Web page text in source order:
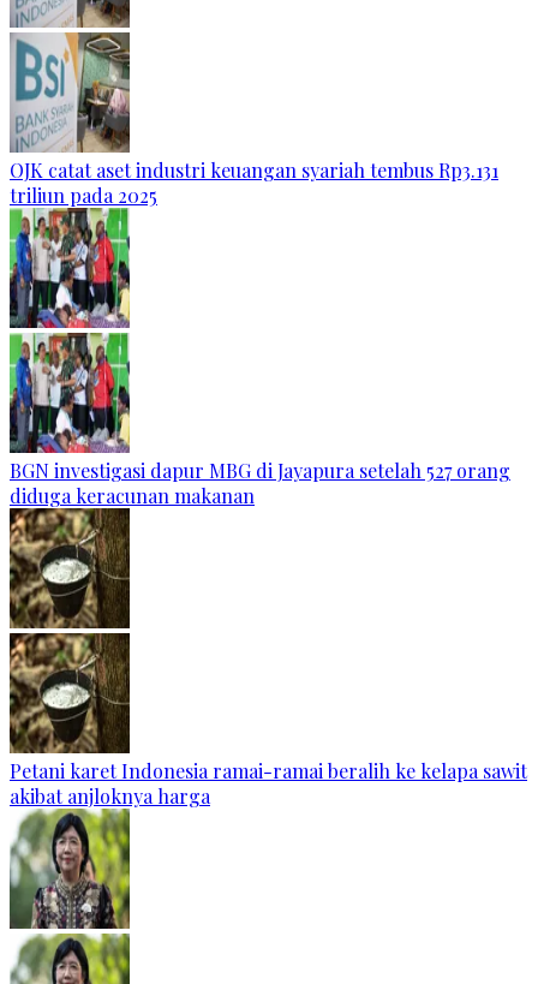
OJK catat aset industri keuangan syariah tembus Rp3.131
triliun pada 2025
BGN investigasi dapur MBG di Jayapura setelah 527 orang
diduga keracunan makanan
Petani karet Indonesia ramai-ramai beralih ke kelapa sawit
akibat anjloknya harga